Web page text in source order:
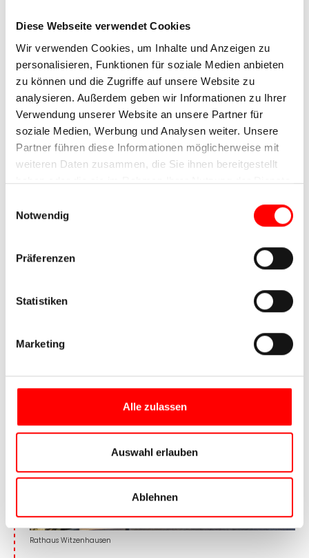
Diese Webseite verwendet Cookies
Wir verwenden Cookies, um Inhalte und Anzeigen zu
personalisieren, Funktionen für soziale Medien anbieten
zu können und die Zugriffe auf unsere Website zu
analysieren. Außerdem geben wir Informationen zu Ihrer
Verwendung unserer Website an unsere Partner für
soziale Medien, Werbung und Analysen weiter. Unsere
Partner führen diese Informationen möglicherweise mit
weiteren Daten zusammen, die Sie ihnen bereitgestellt
haben oder die sie im Rahmen Ihrer Nutzung der Dienste
Notwendig
Präferenzen
Statistiken
Marketing
Alle zulassen
Auswahl erlauben
Ablehnen
Berge, Burgen, Wald und Wasser machen den
Reiz der Landschaft entlang der Werra aus. Das
Ziel dieser Etappe der Radtour an Werra und
Fulda ist das idyllische Bad Sooden-Allendorf. Die
in die sanfte Mittelgebirgslandschaft
eingebettete Stadt liegt an den Ausläufern des
Berge. Seit Jahrhunderten bestimmen Salz und
Sole die Geschichte der Stadt. Besuchen Sie die
Therme oder spazieren Sie gemütlich durch die
Gassen mit Ihren gut erhaltenen
Das Landgrafenschloss in Eschenwege
Hann. Münden, ca. 40 km
Rathaus Witzenhausen